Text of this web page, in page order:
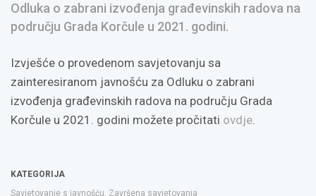
Odluka o zabrani izvođenja građevinskih radova na
području Grada Korčule u 2021. godini.
Izvješće o provedenom savjetovanju sa
zainteresiranom javnošću za Odluku o zabrani
izvođenja građevinskih radova na području Grada
Korčule u 2021. godini možete pročitati ovdje.
KATEGORIJA
Savjetovanje s javnošću, Završena savjetovanja